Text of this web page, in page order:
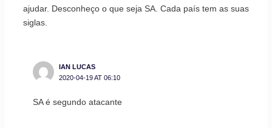
ajudar. Desconheço o que seja SA. Cada país tem as suas
siglas.
IAN LUCAS
2020-04-19 AT 06:10
SA é segundo atacante